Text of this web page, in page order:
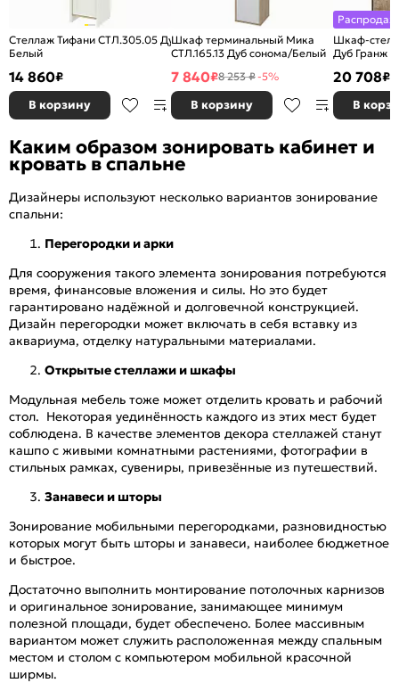
Стеллаж Тифани СТЛ.305.05 Дуб небраска/
Белый
14 860₽
В корзину
Шкаф терминальный Мика
СТЛ.165.13 Дуб сонома/Белый
7 840₽8 253 ₽-5%
В корзину
Шкаф-
Дуб Гранж
20 708₽
В
Каким образом зонировать кабинет и
кровать в спальне
Дизайнеры используют несколько вариантов зонирование
спальни:
Перегородки и арки
Для сооружения такого элемента зонирования потребуются
время, финансовые вложения и силы. Но это будет
гарантировано надёжной и долговечной конструкцией.
Дизайн перегородки может включать в себя вставку из
аквариума, отделку натуральными материалами.
Открытые стеллажи и шкафы
Модульная мебель тоже может отделить кровать и рабочий
стол. Некоторая уединённость каждого из этих мест будет
соблюдена. В качестве элементов декора стеллажей станут
кашпо с живыми комнатными растениями, фотографии в
стильных рамках, сувениры, привезённые из путешествий.
Занавеси и шторы
Зонирование мобильными перегородками, разновидностью
которых могут быть шторы и занавеси, наиболее бюджетное
и быстрое.
Достаточно выполнить монтирование потолочных карнизов
и оригинальное зонирование, занимающее минимум
полезной площади, будет обеспечено. Более массивным
вариантом может служить расположенная между спальным
местом и столом с компьютером мобильной красочной
ширмы.